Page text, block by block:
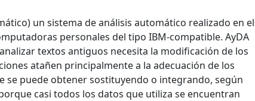
un sistema de análisis automático realizado en el
personales del tipo IBM-compatible. AyDA
textos antiguos necesita la modificación de los
atañen principalmente a la adecuación de los
puede obtener sostituyendo o integrando, según
casi todos los datos que utiliza se encuentran